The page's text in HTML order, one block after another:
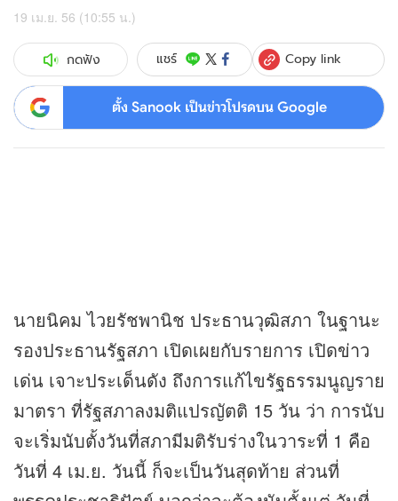
19 เม.ย. 56 (10:55 น.)
กดฟัง แชร์ Copy link
ตั้ง Sanook เป็นข่าวโปรดบน Google
นายนิคม ไวยรัชพานิช ประธานวุฒิสภา ในฐานะ
รองประธานรัฐสภา เปิดเผยกับรายการ เปิดข่าว
เด่น เจาะประเด็นดัง ถึงการแก้ไขรัฐธรรมนูญราย
มาตรา ที่รัฐสภาลงมติแปรญัตติ 15 วัน ว่า การนับ
จะเริ่มนับตั้งวันที่สภามีมติรับร่างในวาระที่ 1 คือ
วันที่ 4 เม.ย. วันนี้ ก็จะเป็นวันสุดท้าย ส่วนที่